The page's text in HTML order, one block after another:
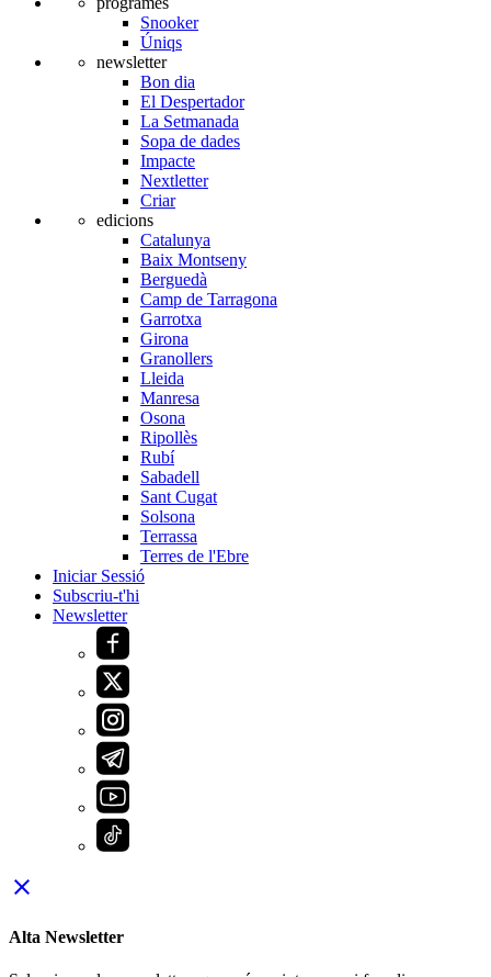
Snooker
Úniqs
newsletter
Bon dia
El Despertador
La Setmanada
Sopa de dades
Impacte
Nextletter
Criar
edicions
Catalunya
Baix Montseny
Berguedà
Camp de Tarragona
Garrotxa
Girona
Granollers
Lleida
Manresa
Osona
Ripollès
Rubí
Sabadell
Sant Cugat
Solsona
Terrassa
Terres de l'Ebre
Iniciar Sessió
Subscriu-t'hi
Newsletter
close
Alta Newsletter